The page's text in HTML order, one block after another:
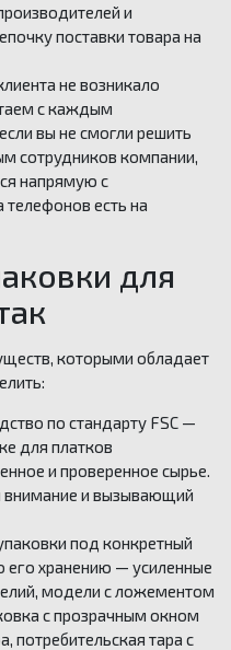
и
поставки товара на
не возникало
с каждым
вы не смогли решить
сотрудников компании,
напрямую с
есть на
для
которыми обладает
по стандарту FSC —
для платков
и проверенное сырье.
внимание и вызывающий
под конкретный
его хранению — усиленные
модели с ложементом
с прозрачным окном
потребительская тара с